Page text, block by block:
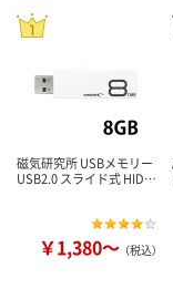
磁気研究所 USBメモリー
USB2.0 スライド式 HID…
￥1,380～ （税込）